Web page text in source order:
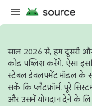
साल 2026 से, हम दूसरी और
कोड पब्लिश करेंगे. ऐसा
स्टेबल डेवलपमेंट मॉडल के
सकें कि प्लैटफ़ॉर्म, पूरे
और उसमें योगदान देने के